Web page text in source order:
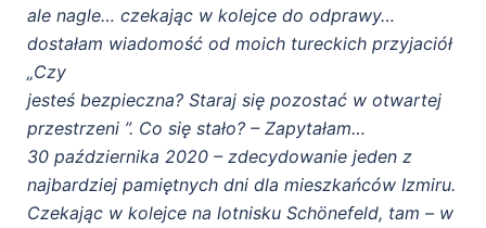
ale nagle… czekając w kolejce do odprawy…
dostałam wiadomość od moich tureckich przyjaciół
„Czy
jesteś bezpieczna? Staraj się pozostać w otwartej
przestrzeni ”. Co się stało? – Zapytałam…
30 października 2020 – zdecydowanie jeden z
najbardziej pamiętnych dni dla mieszkańców Izmiru.
Czekając w kolejce na lotnisku Schönefeld, tam – w